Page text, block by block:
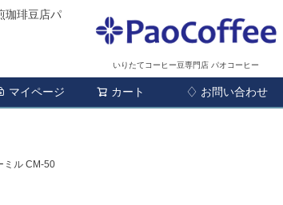
珈琲豆店パ
いりたてコーヒー豆専門店 パオコーヒー
マイページ カート ♢ お問い合わせ
検索
ミル CM-50